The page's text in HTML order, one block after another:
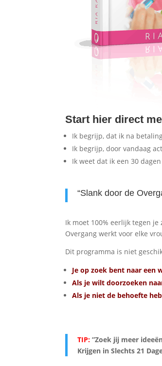
Start hier direct
Ik begrijp, dat ik na
Ik begrijp, door vandaag
Ik weet dat ik een 30
“Slank door de
Ik moet 100% eerlijk tegen
Overgang werkt voor elke
Dit programma is niet
Je op zoek bent naar
Als je wilt doorzoeken
Als je niet de behoefte
TIP: ”Zoek jij meer
Krijgen in Slechts 21